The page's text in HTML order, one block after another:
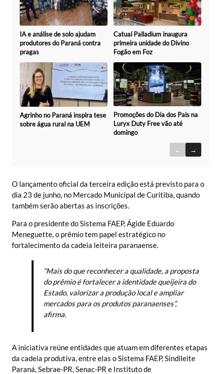
IA e análise de solo ajudam
produtores do Paraná contra
pragas
Catuaí Palladium inaugura
primeira unidade do Divino
Fogão em Foz
Agrinho no Paraná inspira tese
sobre água rural na UEM
Promoções do Dia dos Pais na
Luryx Duty Free vão até
domingo
← →
O lançamento oficial da terceira edição está previsto para o
dia 23 de junho, no Mercado Municipal de Curitiba, quando
também serão abertas as inscrições.
Para o presidente do Sistema FAEP, Ágide Eduardo
Meneguette, o prêmio tem papel estratégico no
fortalecimento da cadeia leiteira paranaense.
“Mais do que reconhecer a qualidade, a proposta
do prêmio é fortalecer a identidade queijeira do
Estado, valorizar a produção local e ampliar
mercados para os produtos paranaenses”,
afirma.
A iniciativa reúne entidades que atuam em diferentes etapas
da cadeia produtiva, entre elas o Sistema FAEP, Sindileite
Paraná, Sebrae-PR, Senac-PR e Instituto de